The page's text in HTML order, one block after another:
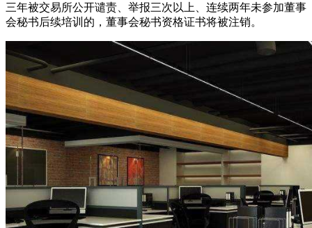
三年被交易所公开谴责、举报三次以上、连续两年未参加董事
会秘书后续培训的，董事会秘书资格证书将被注销。